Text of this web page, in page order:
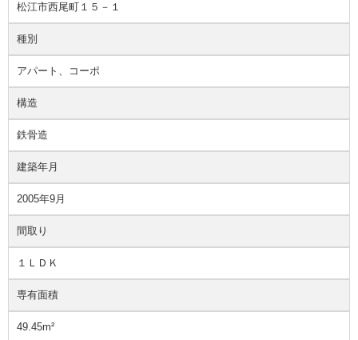
松江市西尾町１５－１
種別
アパート、コーポ
構造
鉄骨造
建築年月
2005年9月
間取り
１ＬＤＫ
専有面積
49.45m²